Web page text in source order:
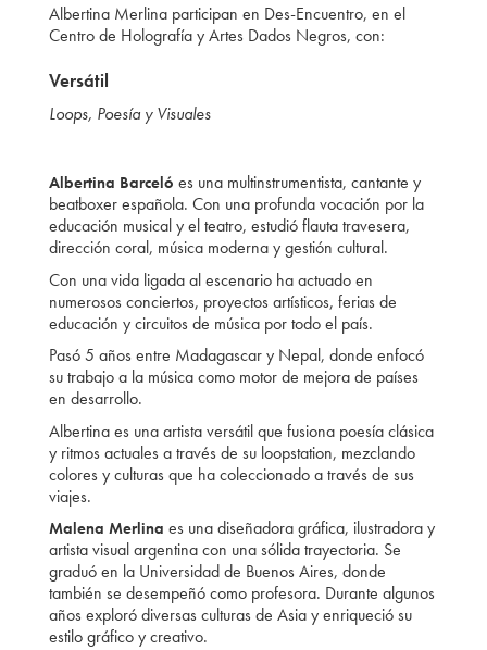
Albertina Merlina participan en Des-Encuentro, en el
Centro de Holografía y Artes Dados Negros, con:
Versátil
Loops, Poesía y Visuales
Albertina Barceló es una multinstrumentista, cantante y
beatboxer española. Con una profunda vocación por la
educación musical y el teatro, estudió flauta travesera,
dirección coral, música moderna y gestión cultural.
Con una vida ligada al escenario ha actuado en
numerosos conciertos, proyectos artísticos, ferias de
educación y circuitos de música por todo el país.
Pasó 5 años entre Madagascar y Nepal, donde enfocó
su trabajo a la música como motor de mejora de países
en desarrollo.
Albertina es una artista versátil que fusiona poesía clásica
y ritmos actuales a través de su loopstation, mezclando
colores y culturas que ha coleccionado a través de sus
viajes.
Malena Merlina es una diseñadora gráfica, ilustradora y
artista visual argentina con una sólida trayectoria. Se
graduó en la Universidad de Buenos Aires, donde
también se desempeñó como profesora. Durante algunos
años exploró diversas culturas de Asia y enriqueció su
estilo gráfico y creativo.